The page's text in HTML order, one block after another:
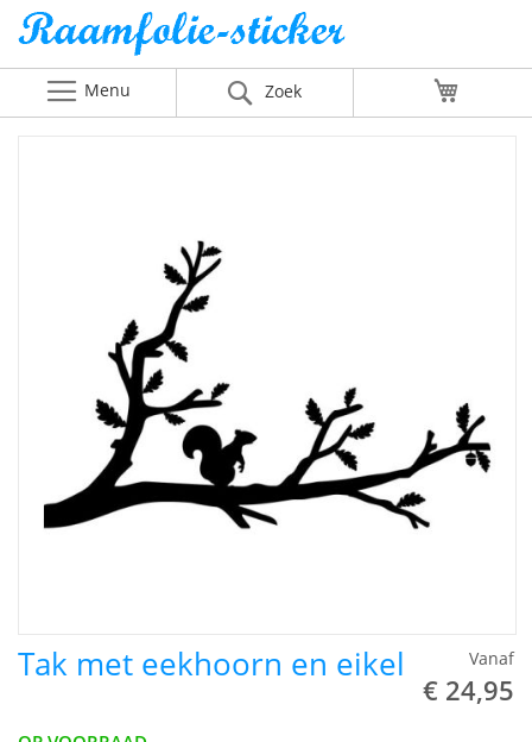
Menu Zoek
Tak met eekhoorn en eikel Vanaf
€ 24,95